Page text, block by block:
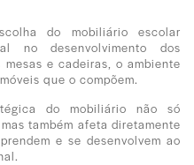
do mobiliário escolar
no desenvolvimento dos
e cadeiras, o ambiente
que o compõem.
do mobiliário não só
também afeta diretamente
e se desenvolvem ao